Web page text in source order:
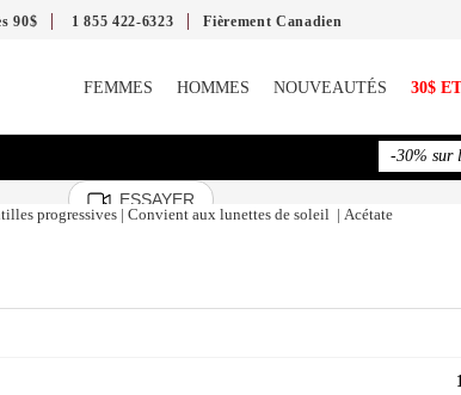
90$ 1 855 422-6323 Fièrement Canadien
-30% sur
FEMMES HOMMES NOUVEAUTÉS 30$
ESSAYER
progressives | Convient aux lunettes de soleil | Acétate